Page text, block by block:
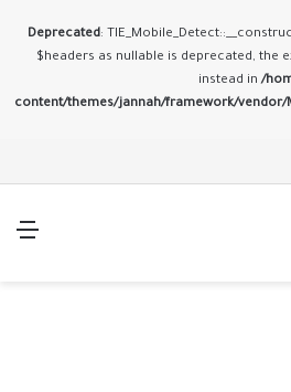
Deprecated:
$headers as nullable is deprecated, the
instead in/
content/themes/jannah/framework/vendor/